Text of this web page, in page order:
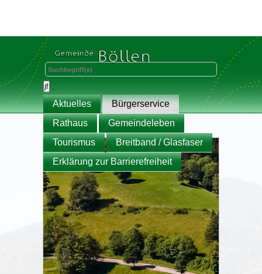
Aktuelles
Bürgerservice
Rathaus
Gemeindeleben
Tourismus
Breitband / Glasfaser
Erklärung zur Barrierefreiheit